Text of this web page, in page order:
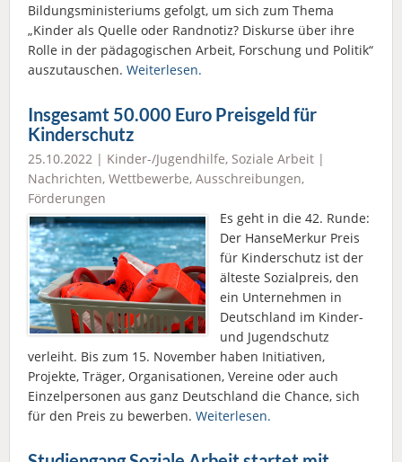
Bildungsministeriums gefolgt, um sich zum Thema
„Kinder als Quelle oder Randnotiz? Diskurse über ihre
Rolle in der pädagogischen Arbeit, Forschung und Politik“
auszutauschen. Weiterlesen.
Insgesamt 50.000 Euro Preisgeld für
Kinderschutz
25.10.2022 | Kinder-/Jugendhilfe, Soziale Arbeit |
Nachrichten, Wettbewerbe, Ausschreibungen,
Förderungen
Es geht in die 42. Runde:
Der HanseMerkur Preis
für Kinderschutz ist der
älteste Sozialpreis, den
ein Unternehmen in
Deutschland im Kinder-
und Jugendschutz
verleiht. Bis zum 15. November haben Initiativen,
Projekte, Träger, Organisationen, Vereine oder auch
Einzelpersonen aus ganz Deutschland die Chance, sich
für den Preis zu bewerben. Weiterlesen.